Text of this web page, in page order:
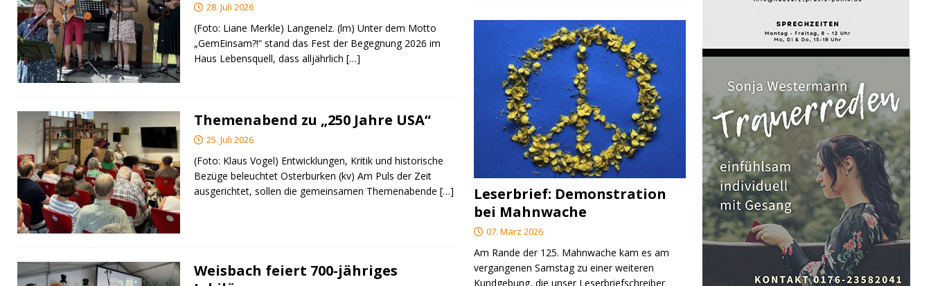
28. Juli 2026
(Foto: Liane Merkle) Langenelz. (lm) Unter dem Motto
„GemEinsam?!“ stand das Fest der Begegnung 2026 im
Haus Lebensquell, dass alljährlich […]
Themenabend zu „250 Jahre USA“
25. Juli 2026
(Foto: Klaus Vogel) Entwicklungen, Kritik und historische
Bezüge beleuchtet Osterburken (kv) Am Puls der Zeit
ausgerichtet, sollen die gemeinsamen Themenabende […]
Weisbach feiert 700-jähriges
Leserbrief: Demonstration
bei Mahnwache
07. März 2026
Am Rande der 125. Mahnwache kam es am
vergangenen Samstag zu einer weiteren
Kundgebung, die unser Leserbriefschreiber